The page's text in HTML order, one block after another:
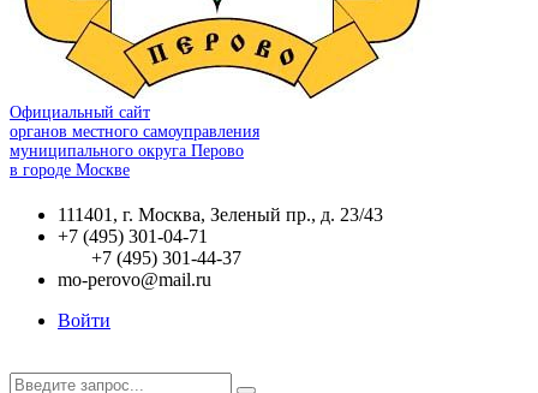
Официальный сайт
органов местного самоуправления
муниципального округа Перово
в городе Москве
111401, г. Москва, Зеленый пр., д. 23/43
+7 (495) 301-04-71
+7 (495) 301-44-37
mo-perovo@mail.ru
Войти